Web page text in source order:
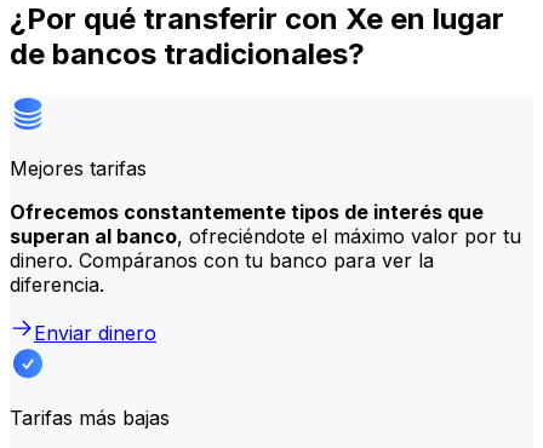
¿Por qué transferir con Xe en lugar
de bancos tradicionales?
Mejores tarifas
Ofrecemos constantemente tipos de interés que
superan al banco, ofreciéndote el máximo valor por tu
dinero. Compáranos con tu banco para ver la
diferencia.
Enviar dinero
Tarifas más bajas